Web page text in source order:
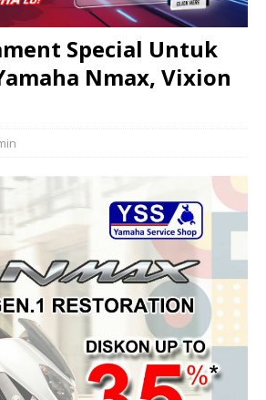
Special Untuk
Nmax, Vixion